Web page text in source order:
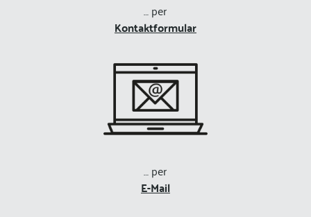
… per
Kontaktformular
… per
E-Mail